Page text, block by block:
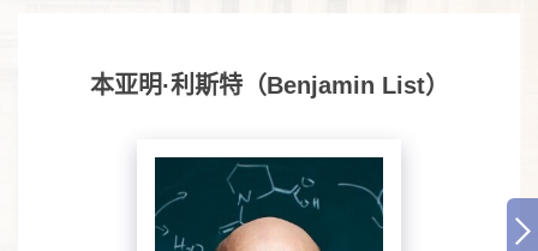
本亚明·利斯特（Benjamin List）